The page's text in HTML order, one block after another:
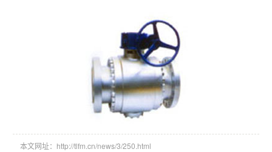
本文网址：http://tlfm.cn/news/3/250.html